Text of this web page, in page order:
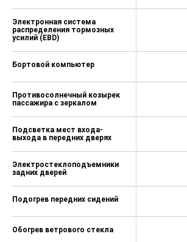
Электронная система
распределения тормозных
усилий (EBD)
Бортовой компьютер
Противосолнечный козырек
пассажира с зеркалом
Подсветка мест входа-
выхода в передних дверях
Электростеклоподъемники
задних дверей
Подогрев передних сидений
Обогрев ветрового стекла